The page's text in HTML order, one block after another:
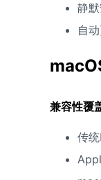
静
自
兼容性覆
传